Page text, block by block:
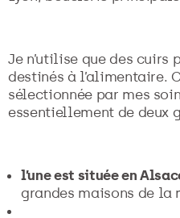
Je n’utilise que des cuirs
destinés à l’alimentaire.
sélectionnée par mes
essentiellement de deux
l’une est située en
grandes maisons de la